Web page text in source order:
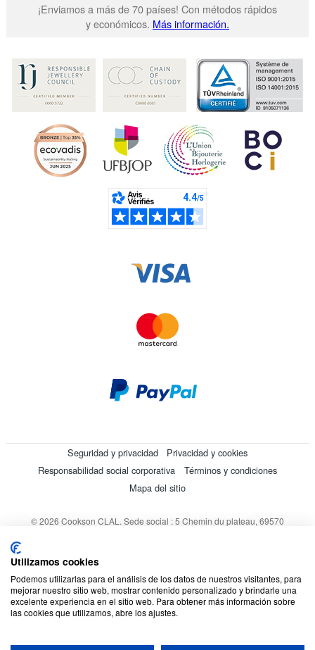
¡Enviamos a más de 70 países! Con métodos rápidos
y económicos. Más información.
Seguridad y privacidad
Privacidad y cookies
Responsabilidad social corporativa
Términos y condiciones
Mapa del sitio
© 2026 Cookson CLAL. Sede social : 5 Chemin du plateau, 69570
Utilizamos cookies
Podemos utilizarlas para el análisis de los datos de nuestros visitantes, para
mejorar nuestro sitio web, mostrar contenido personalizado y brindarle una
excelente experiencia en el sitio web. Para obtener más información sobre
las cookies que utilizamos, abre los ajustes.